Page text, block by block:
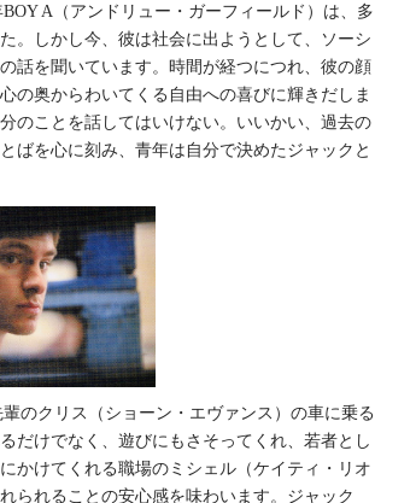
A（アンドリュー・ガーフィールド）は、多
。しかし今、彼は社会に出ようとして、ソーシ
話を聞いています。時間が経つにつれ、彼の顔
の奥からわいてくる自由への喜びに輝きだしま
のことを話してはいけない。いいかい、過去の
ばを心に刻み、青年は自分で決めたジャックと
のクリス（ショーン・エヴァンス）の車に乗る
だけでなく、遊びにもさそってくれ、若者とし
かけてくれる職場のミシェル（ケイティ・リオ
られることの安心感を味わいます。ジャック